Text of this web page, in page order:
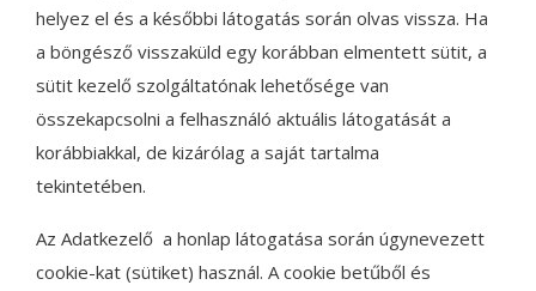
helyez el és a későbbi látogatás során olvas vissza. Ha
a böngésző visszaküld egy korábban elmentett sütit, a
sütit kezelő szolgáltatónak lehetősége van
összekapcsolni a felhasználó aktuális látogatását a
korábbiakkal, de kizárólag a saját tartalma
tekintetében.
Az Adatkezelő a honlap látogatása során úgynevezett
cookie-kat (sütiket) használ. A cookie betűből és